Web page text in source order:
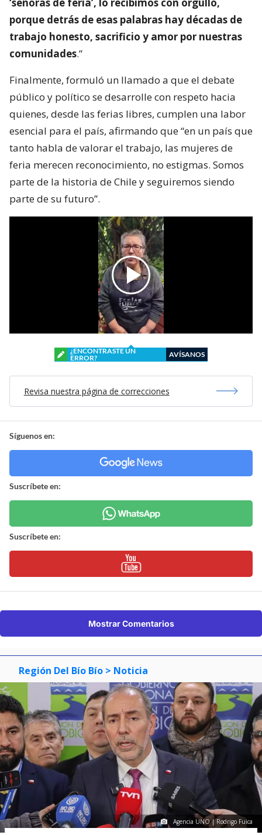
porque detrás de esas palabras hay décadas de
trabajo honesto, sacrificio y amor por nuestras
comunidades.”
Finalmente, formuló un llamado a que el debate
público y político se desarrolle con respeto hacia
quienes, desde las ferias libres, cumplen una labor
esencial para el país, afirmando que “en un país que
tanto habla de valorar el trabajo, las mujeres de
feria merecen reconocimiento, no estigmas. Somos
parte de la historia de Chile y seguiremos siendo
parte de su futuro”.
¿ENCONTRASTE UN
ERROR?
AVÍSANOS
Revisa nuestra página de correcciones
Síguenos en:
Suscríbete en:
Suscríbete en:
Mostrar Comentarios
Región Del Bío Bío > Noticia
Agencia UNO | Rodrigo Fuica